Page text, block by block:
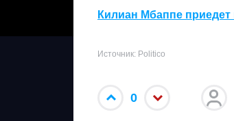
Килиан Мбаппе
Источник: Politico
0